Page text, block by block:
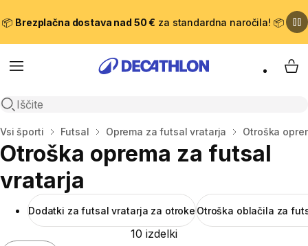
📦 Brezplačna dostava nad 50 € za standardna naročila! 📦
Meni
Odpri iskanje
Domov
Vsi športi Futsal Oprema za futsal vratarja Otroška
Otroška oprema za futsal
vratarja
Dodatki za futsal vratarja za otroke Otroška oblačila za
10 izdelki